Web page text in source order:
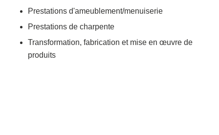
Prestations d'ameublement/menuiserie
Prestations de charpente
Transformation, fabrication et mise en œuvre de
produits